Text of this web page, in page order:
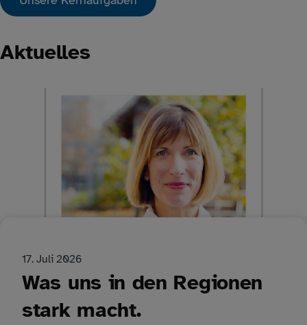
Aktuelles
17. Juli 2026
Was uns in den Regionen
stark macht.